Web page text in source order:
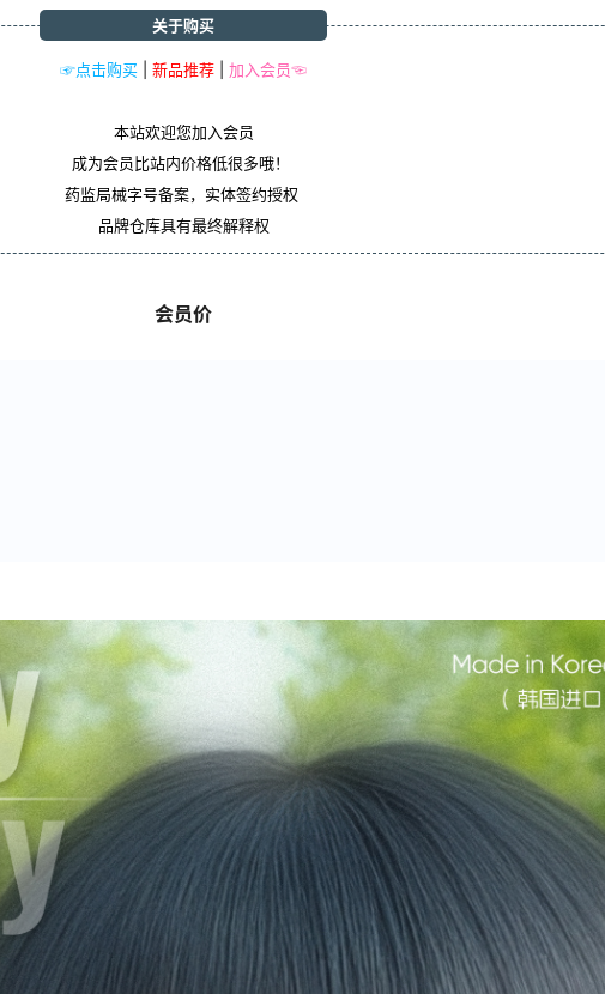
☞点击购买 新品推荐 加入会员☜
关于购买
本站欢迎您加入会员
成为会员比站内价格低很多哦！
药监局械字号备案，实体签约授权
品牌仓库具有最终解释权
会员价